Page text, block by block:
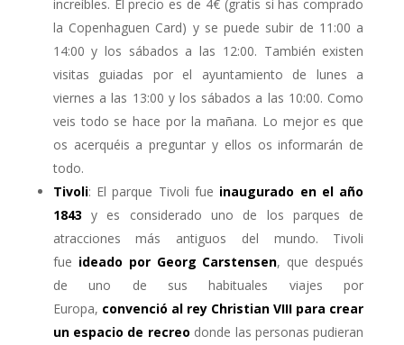
increíbles. El precio es de 4€ (gratis si has comprado
la Copenhaguen Card) y se puede subir de 11:00 a
14:00 y los sábados a las 12:00. También existen
visitas guiadas por el ayuntamiento de lunes a
viernes a las 13:00 y los sábados a las 10:00. Como
veis todo se hace por la mañana. Lo mejor es que
os acerquéis a preguntar y ellos os informarán de
todo.
Tivoli: El parque Tivoli fue inaugurado en el año
1843 y es considerado uno de los parques de
atracciones más antiguos del mundo. Tivoli
fue ideado por Georg Carstensen, que después
de uno de sus habituales viajes por
Europa, convenció al rey Christian VIII para crear
un espacio de recreo donde las personas pudieran